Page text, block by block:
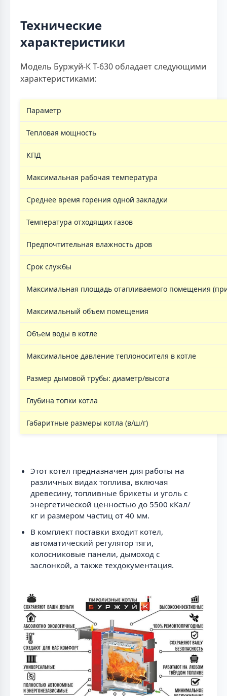
Технические
характеристики
Модель Буржуй-К Т-630 обладает следующими
характеристиками:
Параметр
Тепловая мощность
КПД
Максимальная рабочая температура
Среднее время горения одной закладки
Температура отходящих газов
Предпочтительная влажность дров
Срок службы
Максимальная площадь отапливаемого помещения
Максимальный объем помещения
Объем воды в котле
Максимальное давление теплоносителя в котле
Размер дымовой трубы: диаметр/высота
Глубина топки котла
Габаритные размеры котла (в/ш/г)
Этот котел предназначен для работы на
различных видах топлива, включая
древесину, топливные брикеты и уголь с
энергетической ценностью до 5500 кКал/
кг и размером частиц от 40 мм.
В комплект поставки входит котел,
автоматический регулятор тяги,
колосниковые панели, дымоход с
заслонкой, а также техдокументация.